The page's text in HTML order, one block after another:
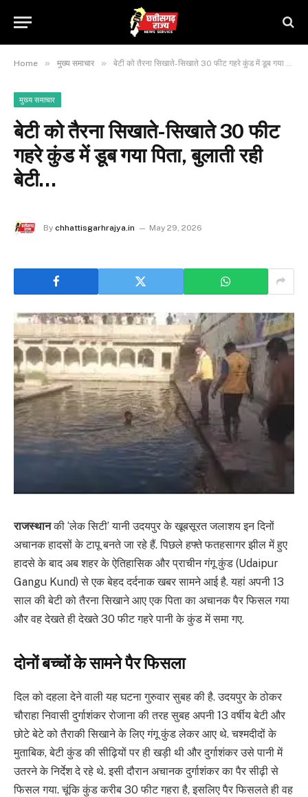
Home » मुख्य समाचार » बेटी को तैरना सिखाते-सिखाते 30 फीट गहरे कुंड में डूब गया पिता, बुलाती रही बेटी…
मुख्य समाचार
बेटी को तैरना सिखाते-सिखाते 30 फीट
गहरे कुंड में डूब गया पिता, बुलाती रही
बेटी…
By chhattisgarhrajya.in May 29, 2026
राजस्थानकी ‘लेक सिटी’ यानी उदयपुर के खूबसूरत जलाशय इन दिनों
अचानक हादसों के टापू बनते जा रहे हैं. पिछले हफ्ते फतहसागर झील में हुए
हादसे के बाद अब शहर के ऐतिहासिक और प्राचीन गंगू कुंड (Udaipur
Gangu Kund) से एक बेहद दर्दनाक खबर सामने आई है. यहां अपनी 13
साल की बेटी को तैरना सिखाने आए एक पिता का अचानक पैर फिसल गया
और वह देखते ही देखते 30 फीट गहरे पानी के कुंड में समा गए.
दोनों बच्चों के सामने पैर फिसला
दिल को दहला देने वाली यह घटना गुरुवार सुबह की है. उदयपुर के ठोकर
चौराहा निवासी दुर्गाशंकर रोजाना की तरह सुबह अपनी 13 वर्षीय बेटी और
छोटे बेटे को तैराकी सिखाने के लिए गंगू कुंड लेकर आए थे. चश्मदीदों के
मुताबिक, बेटी कुंड की सीढ़ियों पर ही खड़ी थी और दुर्गाशंकर उसे पानी में
उतरने के निर्देश दे रहे थे. इसी दौरान अचानक दुर्गाशंकर का पैर सीढ़ी से
फिसल गया. चूंकि कुंड करीब 30 फीट गहरा है, इसलिए पैर फिसलते ही वह